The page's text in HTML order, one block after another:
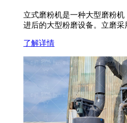
立式磨粉机是一种大型磨粉
进后的大型粉磨设备。立磨
了解详情